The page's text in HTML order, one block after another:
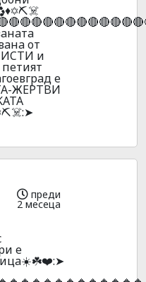
oт
и
e
ЖEPTBИ
преди
2 месеца
e